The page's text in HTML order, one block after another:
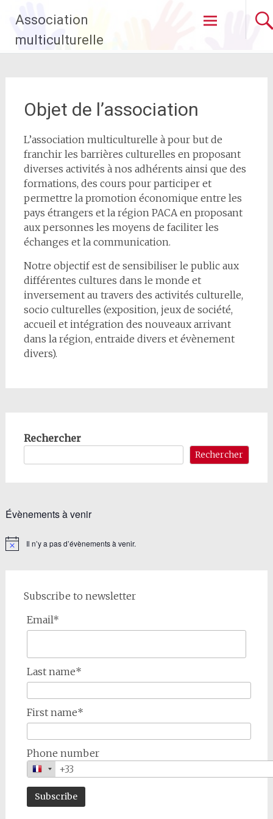
contenu
principal
Association
multiculturelle
Objet de l’association
L’association multiculturelle à pour but de
franchir les barrières culturelles en proposant
diverses activités à nos adhérents ainsi que des
formations, des cours pour participer et
permettre la promotion économique entre les
pays étrangers et la région PACA en proposant
aux personnes les moyens de faciliter les
échanges et la communication.
Notre objectif est de sensibiliser le public aux
différentes cultures dans le monde et
inversement au travers des activités culturelle,
socio culturelles (exposition, jeux de société,
accueil et intégration des nouveaux arrivant
dans la région, entraide divers et évènement
divers).
Rechercher
Rechercher
Évènements à venir
Notice Il n’y a pas d’évènements à venir.
Subscribe to newsletter
Email*
Last name*
First name*
Phone number